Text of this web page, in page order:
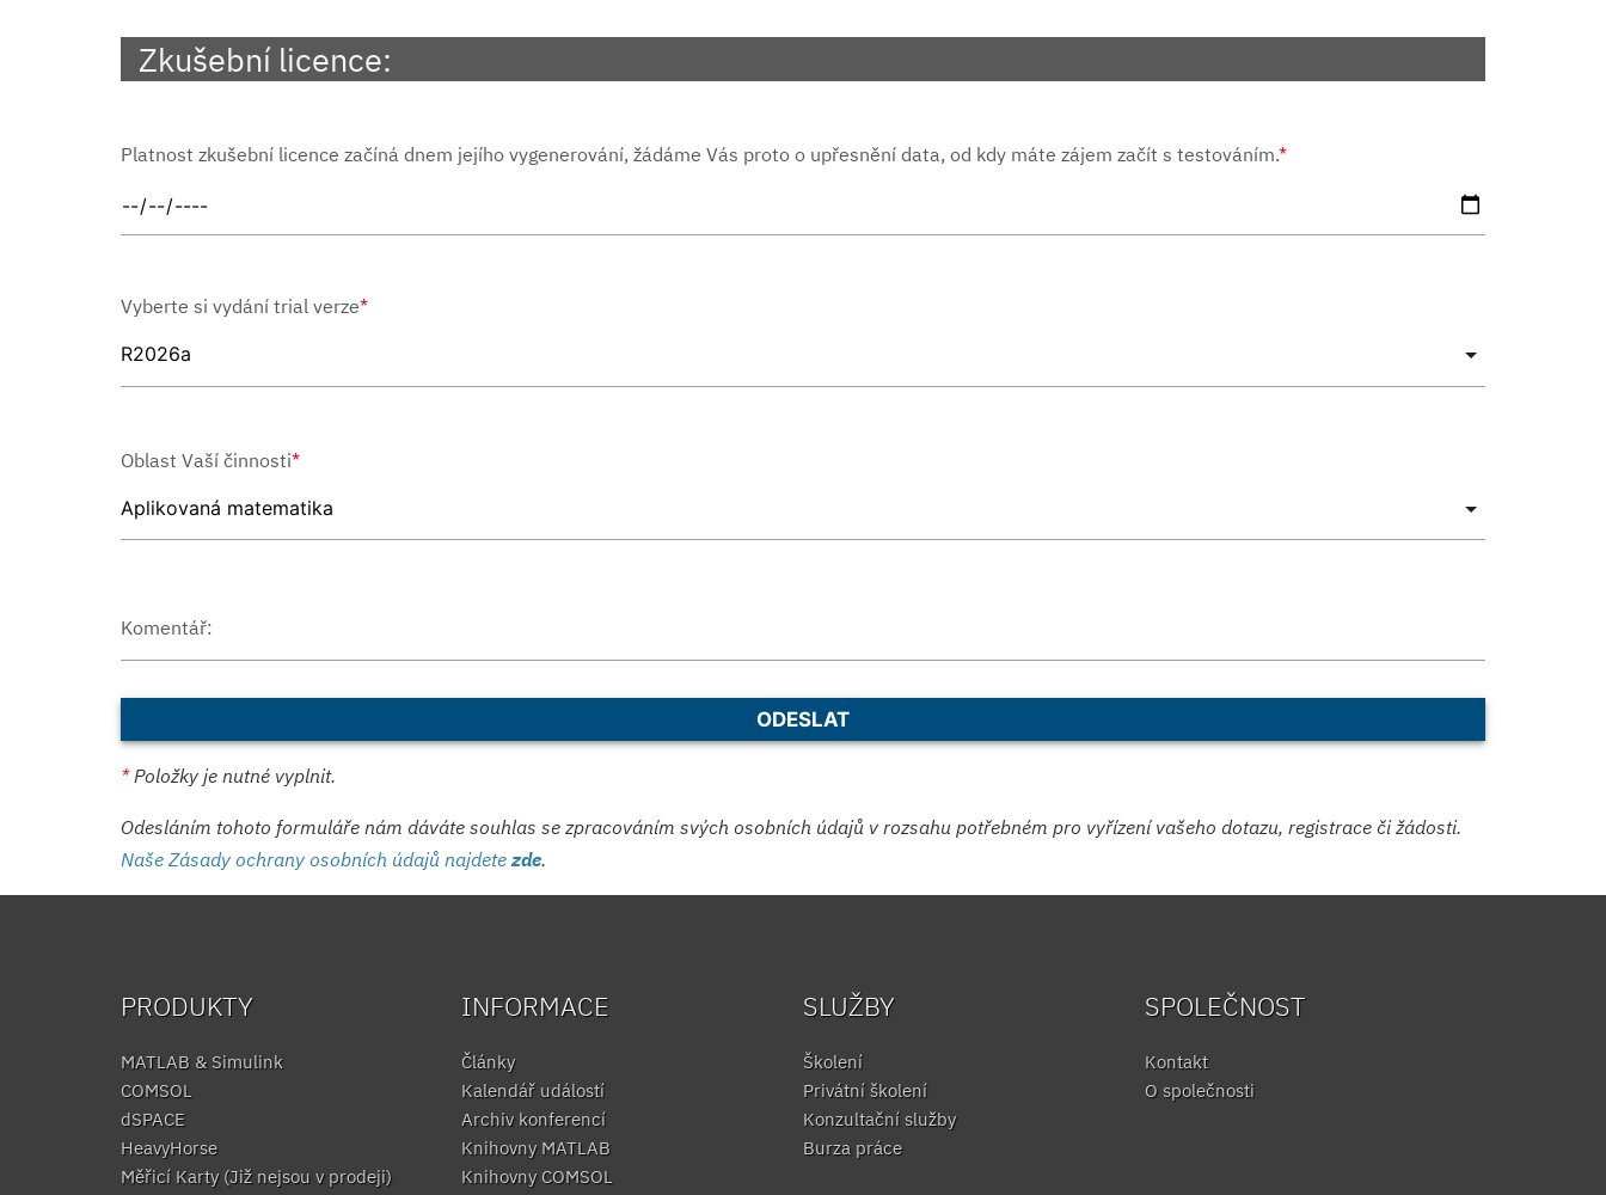
Zkušební licence:
Platnost zkušební licence začíná dnem jejího vygenerování, žádáme Vás proto o upřesnění data, od kdy máte zájem začít s testováním.*
Vyberte si vydání trial verze*
Oblast Vaší činnosti*
Komentář:
*Položky je nutné vyplnit.
Odesláním tohoto formuláře nám dáváte souhlas se zpracováním svých osobních údajů v rozsahu potřebném pro vyřízení vašeho dotazu, registrace či žádosti.
Naše Zásady ochrany osobních údajů najdete zde.
PRODUKTY
MATLAB & Simulink
COMSOL
dSPACE
HeavyHorse
Měřicí Karty (Již nejsou v prodeji)
INFORMACE
Články
Kalendář událostí
Archiv konferencí
Knihovny MATLAB
Knihovny COMSOL
SLUŽBY
Školení
Privátní školení
Konzultační služby
Burza práce
SPOLEČNOST
Kontakt
O společnosti